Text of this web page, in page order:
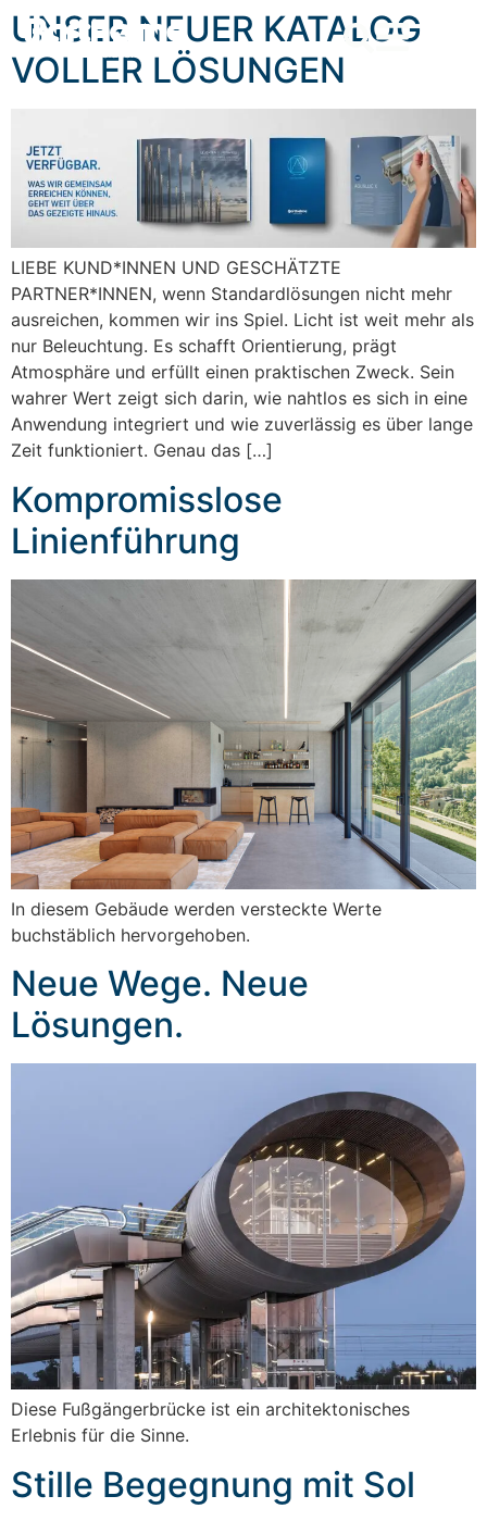
content
UNSER NEUER KATALOG
VOLLER LÖSUNGEN
LIEBE KUND*INNEN UND GESCHÄTZTE
PARTNER*INNEN, wenn Standardlösungen nicht mehr
ausreichen, kommen wir ins Spiel. Licht ist weit mehr als
nur Beleuchtung. Es schafft Orientierung, prägt
Atmosphäre und erfüllt einen praktischen Zweck. Sein
wahrer Wert zeigt sich darin, wie nahtlos es sich in eine
Anwendung integriert und wie zuverlässig es über lange
Zeit funktioniert. Genau das […]
Kompromisslose
Linienführung
In diesem Gebäude werden versteckte Werte
buchstäblich hervorgehoben.
Neue Wege. Neue
Lösungen.
Diese Fußgängerbrücke ist ein architektonisches
Erlebnis für die Sinne.
Stille Begegnung mit Sol